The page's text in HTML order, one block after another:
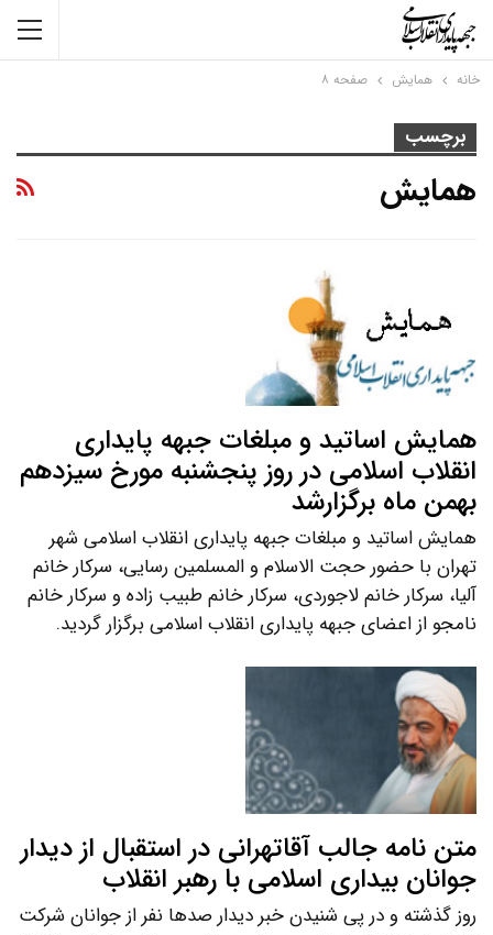
خانه همایش صفحه ۸
برچسب
همایش
همایش اساتید و مبلغات جبهه پایداری
انقلاب اسلامی در روز پنجشنبه مورخ سیزدهم
بهمن ماه برگزارشد
همایش اساتید و مبلغات جبهه پایداری انقلاب اسلامی شهر
تهران با حضور حجت الاسلام و المسلمین رسایی، سرکار خانم
آلیا، سرکار خانم لاجوردی، سرکار خانم طبیب زاده و سرکار خانم
نامجو از اعضای جبهه پایداری انقلاب اسلامی برگزار گردید.
متن نامه جالب آقاتهرانی در استقبال از دیدار
جوانان بیداری اسلامی با رهبر انقلاب
روز گذشته و در پی شنیدن خبر دیدار صدها نفر از جوانان شرکت